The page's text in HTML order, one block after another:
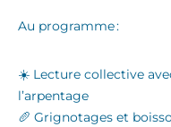
Au programme :
☀️ Lecture collective
l’arpentage
🥖 Grignotages et